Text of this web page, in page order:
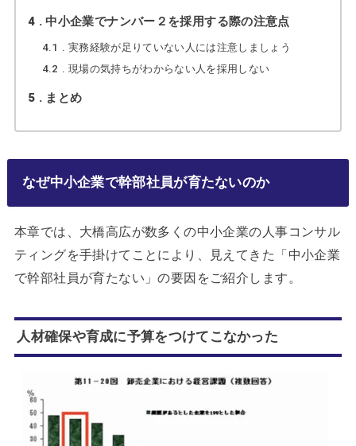
4 中小企業でナンバー２を採用する際の注意点
4.1
実務経験が足りていない人には注意しましょう
4.2
現場の気持ちがわからない人を採用しない
5 まとめ
なぜ中小企業で幹部社員が育たないのか
本章では、大橋高広が数多くの中小企業の人事コンサル
ティングを手掛けてことにより、見えてきた「中小企業
で幹部社員が育たない」の要因をご紹介します。
人材確保や育成に予算をつけてこなかった